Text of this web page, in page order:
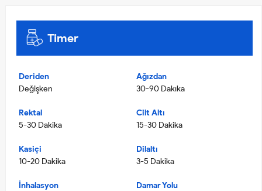
Timer
Deriden
Değişken
Ağızdan
30-90 Dakıka
Rektal
5-30 Dakika
Cilt Altı
15-30 Dakika
Kasiçi
10-20 Dakika
Dilaltı
3-5 Dakika
İnhalasyon
Damar Yolu